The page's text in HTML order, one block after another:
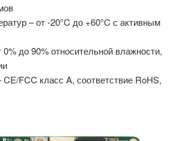
– от -20°C до +60°C с активным
до 90% относительной влажности,
FCC класс A, соответствие RoHS,